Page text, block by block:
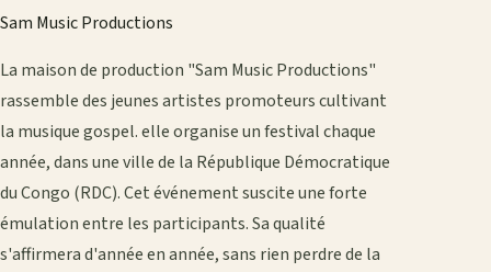
Sam Music Productions
La maison de production "Sam Music Productions"
rassemble des jeunes artistes promoteurs cultivant
la musique gospel. elle organise un festival chaque
année, dans une ville de la République Démocratique
du Congo (RDC). Cet événement suscite une forte
émulation entre les participants. Sa qualité
s'affirmera d'année en année, sans rien perdre de la